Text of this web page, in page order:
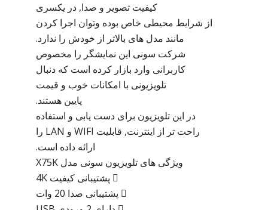
کیفیت تصویر و صدا, در یکسری
از شرایط محیطی خاص بوده وتوان اجرا کردن
مانند مدل های بالاتر از خودش را ندارد.
شرکت سونی این نمایشگر را مخصوص
کاربرانی وارد بازار کرده است که دنبال
تلویزیونی با امکانات خوب و قیمت
پایین هستند.
در این تلویزیون برای دست یابی و استفاده
راحت تر از اینترنت, قابلیت WIFI و LAN را
ارائه داده است.
ویژگی های تلویزیون سونی مدل X75K
 پشتیبانی کیفیت 4K
 پشتیبانی صدا 20 وات